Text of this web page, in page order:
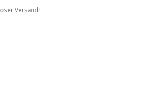
Versand!